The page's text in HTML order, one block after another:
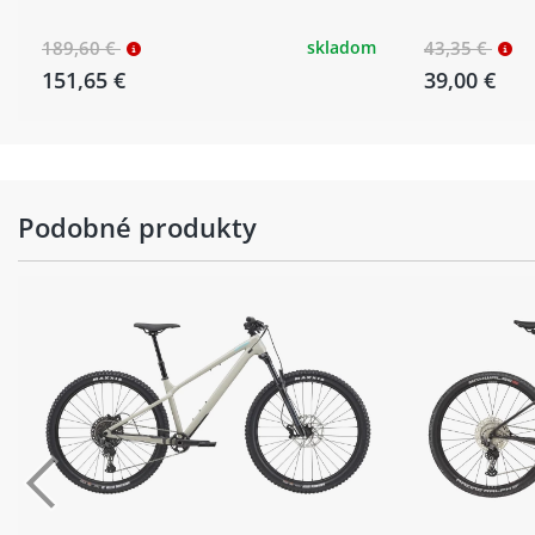
189,60 €
151,65 €
skladom 43,35 €
39,00 €
Podobné produkty